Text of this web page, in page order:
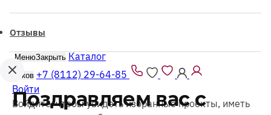
Отзывы
МенюЗакрыть Каталог
Псков +7 (8112) 29-64-85
Войти
Войдите, чтобы увидеть избранные проекты, иметь
Поздравляем вас с